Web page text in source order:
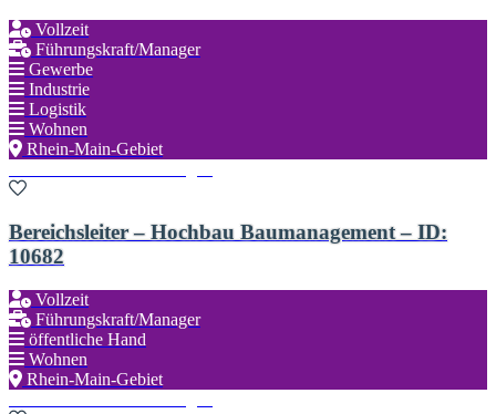
Vollzeit
Führungskraft/Manager
Gewerbe
Industrie
Logistik
Wohnen
Rhein-Main-Gebiet
Bereichsleiter – Hochbau Baumanagement – ID:
10682
Vollzeit
Führungskraft/Manager
öffentliche Hand
Wohnen
Rhein-Main-Gebiet